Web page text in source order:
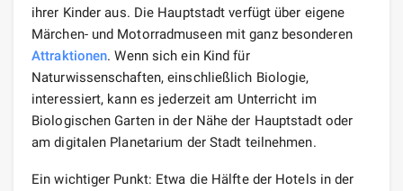
ihrer Kinder aus. Die Hauptstadt verfügt über eigene
Märchen- und Motorradmuseen mit ganz besonderen
Attraktionen. Wenn sich ein Kind für
Naturwissenschaften, einschließlich Biologie,
interessiert, kann es jederzeit am Unterricht im
Biologischen Garten in der Nähe der Hauptstadt oder
am digitalen Planetarium der Stadt teilnehmen.
Ein wichtiger Punkt: Etwa die Hälfte der Hotels in der